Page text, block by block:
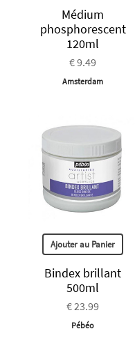
Médium
phosphorescent
120ml
€ 9.49
Amsterdam
Ajouter au Panier
Bindex brillant
500ml
€ 23.99
Pébéo